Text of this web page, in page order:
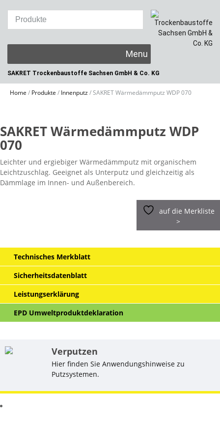
SAKRET Trockenbaustoffe Sachsen GmbH & Co. KG
content
Home / Produkte / Innenputz /SAKRET Wärmedämmputz WDP 070
SAKRET Wärmedämmputz WDP
070
Leichter und ergiebiger Wärmedämmputz mit organischem
Leichtzuschlag. Geeignet als Unterputz und gleichzeitig als
Dämmlage im Innen- und Außenbereich.
auf die Merkliste
>
Technisches Merkblatt
Sicherheitsdatenblatt
Leistungserklärung
EPD Umweltproduktdeklaration
Verputzen
Hier finden Sie Anwendungshinweise zu
Putzsystemen.